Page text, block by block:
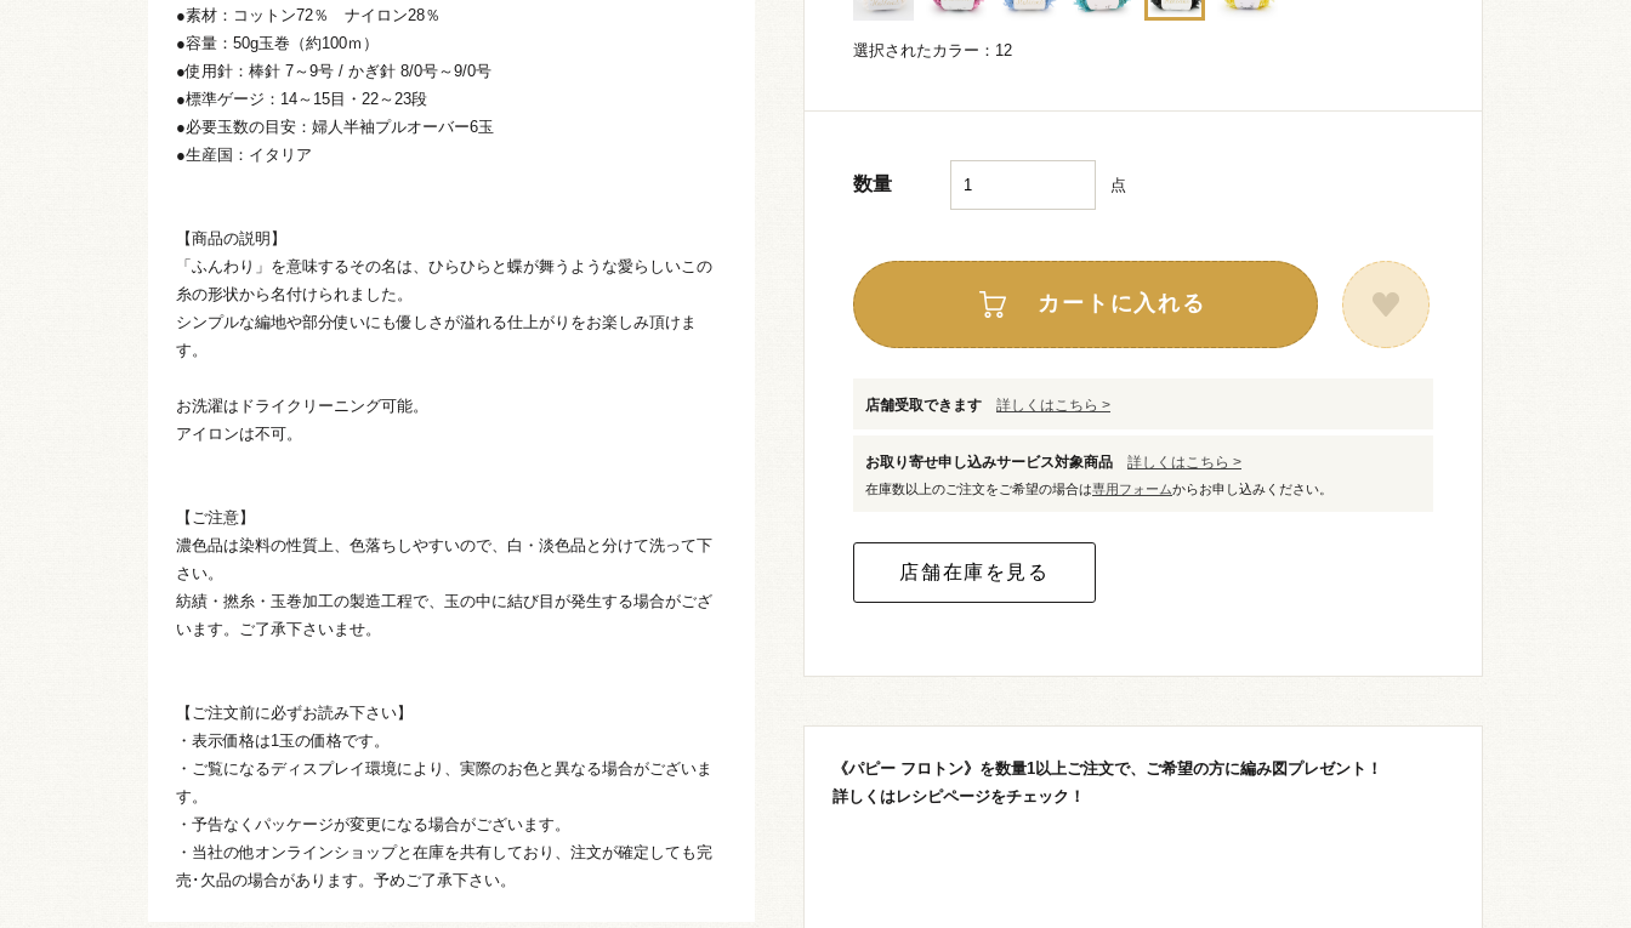
●素材：コットン72％ ナイロン28％
●容量：50g玉巻（約100ｍ）
●使用針：棒針 7～9号 / かぎ針 8/0号～9/0号
●標準ゲージ：14～15目・22～23段
●必要玉数の目安：婦人半袖プルオーバー6玉
●生産国：イタリア
【商品の説明】
「ふんわり」を意味するその名は、ひらひらと蝶が舞うような愛らしいこの
糸の形状から名付けられました。
シンプルな編地や部分使いにも優しさが溢れる仕上がりをお楽しみ頂けま
す。
お洗濯はドライクリーニング可能。
アイロンは不可。
【ご注意】
濃色品は染料の性質上、色落ちしやすいので、白・淡色品と分けて洗って下
さい。
紡績・撚糸・玉巻加工の製造工程で、玉の中に結び目が発生する場合がござ
います。ご了承下さいませ。
【ご注文前に必ずお読み下さい】
・表示価格は1玉の価格です。
・ご覧になるディスプレイ環境により、実際のお色と異なる場合がございま
す。
・予告なくパッケージが変更になる場合がございます。
・当社の他オンラインショップと在庫を共有しており、注文が確定しても完
売･欠品の場合があります。予めご了承下さい。
選択されたカラー：12
数量 点
カートに入れる
店舗受取できます 詳しくはこちら >
お取り寄せ申し込みサービス対象商品 詳しくはこちら >
在庫数以上のご注文をご希望の場合は専用フォームからお申し込みください。
《パピー フロトン》を数量1以上ご注文で、ご希望の方に編み図プレゼント！
詳しくはレシピページをチェック！